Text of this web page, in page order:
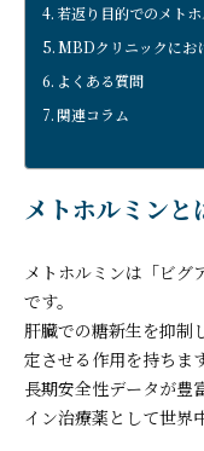
若返り目的でのメト
MBDクリニックにお
よくある質問
関連コラム
メトホルミンと
メトホルミンは「ビグ
です。
肝臓での糖新生を抑制
定させる作用を持ちま
長期安全性データが豊
イン治療薬として世界